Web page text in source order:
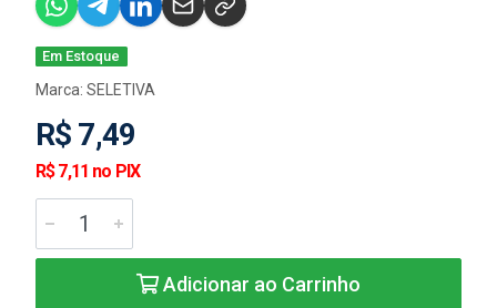
Em Estoque
Marca: SELETIVA
R$ 7,49
R$ 7,11 no PIX
Adicionar ao Carrinho